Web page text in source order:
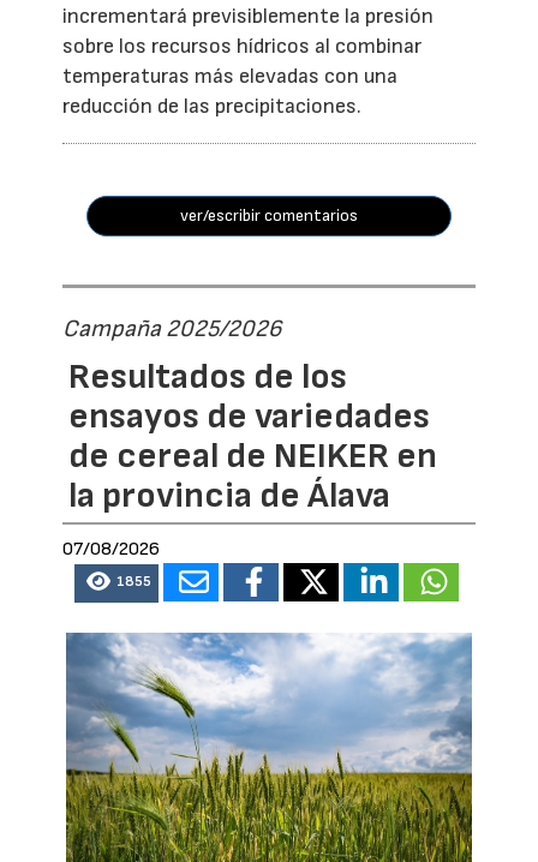
incrementará previsiblemente la presión
sobre los recursos hídricos al combinar
temperaturas más elevadas con una
reducción de las precipitaciones.
ver/escribir comentarios
Campaña 2025/2026
Resultados de los
ensayos de variedades
de cereal de NEIKER en
la provincia de Álava
07/08/2026
1855